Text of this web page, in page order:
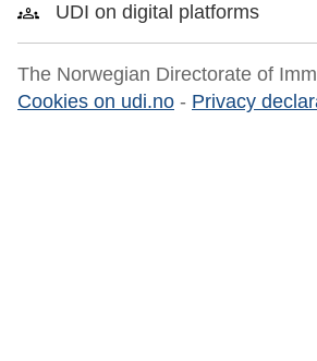
UDI on digital platforms
The Norwegian Directorate of
Cookies on udi.no - Privacy